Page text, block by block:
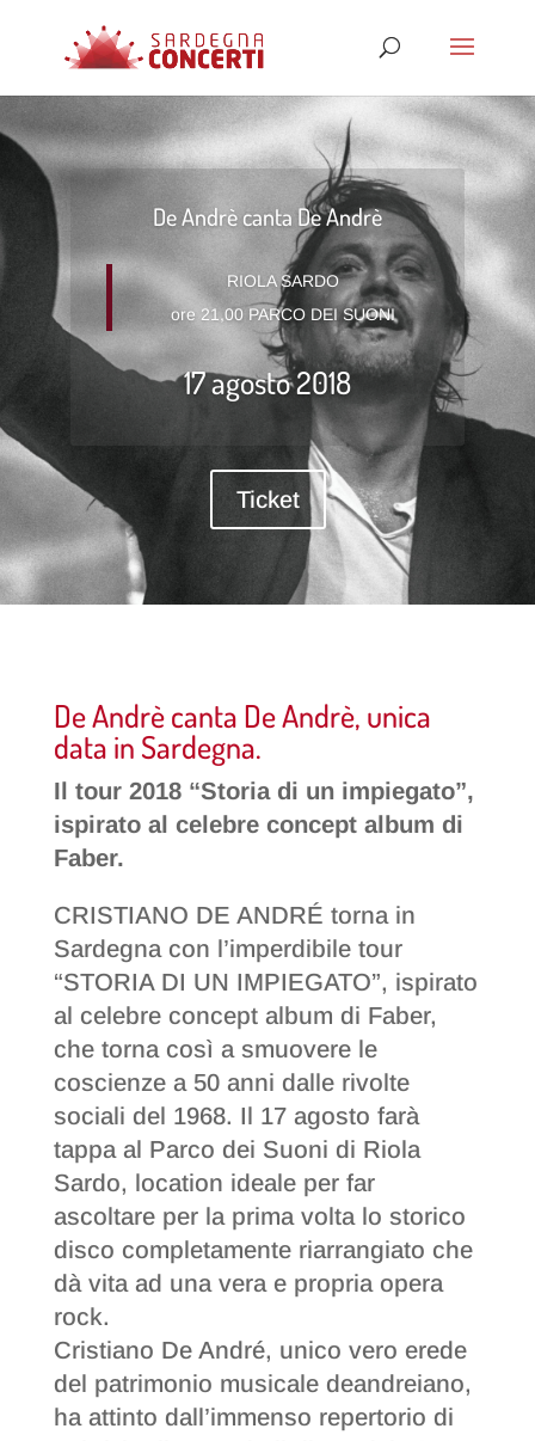
De Andrè canta De Andrè
RIOLA SARDO
ore 21,00 PARCO DEI SUONI
17 agosto 2018
Ticket
De Andrè canta De Andrè, unica
data in Sardegna.
Il tour 2018 “Storia di un impiegato”,
ispirato al celebre concept album di
Faber.
CRISTIANO DE ANDRÉ torna in
Sardegna con l’imperdibile tour
“STORIA DI UN IMPIEGATO”, ispirato
al celebre concept album di Faber,
che torna così a smuovere le
coscienze a 50 anni dalle rivolte
sociali del 1968. Il 17 agosto farà
tappa al Parco dei Suoni di Riola
Sardo, location ideale per far
ascoltare per la prima volta lo storico
disco completamente riarrangiato che
dà vita ad una vera e propria opera
rock.
Cristiano De André, unico vero erede
del patrimonio musicale deandreiano,
ha attinto dall’immenso repertorio di